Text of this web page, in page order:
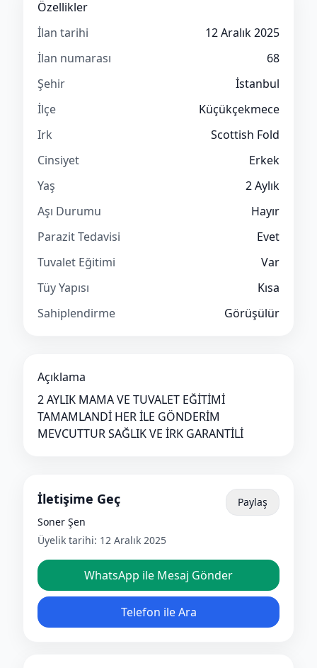
Özellikler
İlan tarihi
12 Aralık 2025
İlan numarası
68
Şehir
İstanbul
İlçe
Küçükçekmece
Irk
Scottish Fold
Cinsiyet
Erkek
Yaş
2 Aylık
Aşı Durumu
Hayır
Parazit Tedavisi
Evet
Tuvalet Eğitimi
Var
Tüy Yapısı
Kısa
Sahiplendirme
Görüşülür
Açıklama
2 AYLIK MAMA VE TUVALET EĞİTİMİ
TAMAMLANDİ HER İLE GÖNDERİM
MEVCUTTUR SAĞLIK VE İRK GARANTİLİ
İletişime Geç
Soner Şen
Üyelik tarihi: 12 Aralık 2025
Paylaş
WhatsApp ile Mesaj Gönder
Telefon ile Ara